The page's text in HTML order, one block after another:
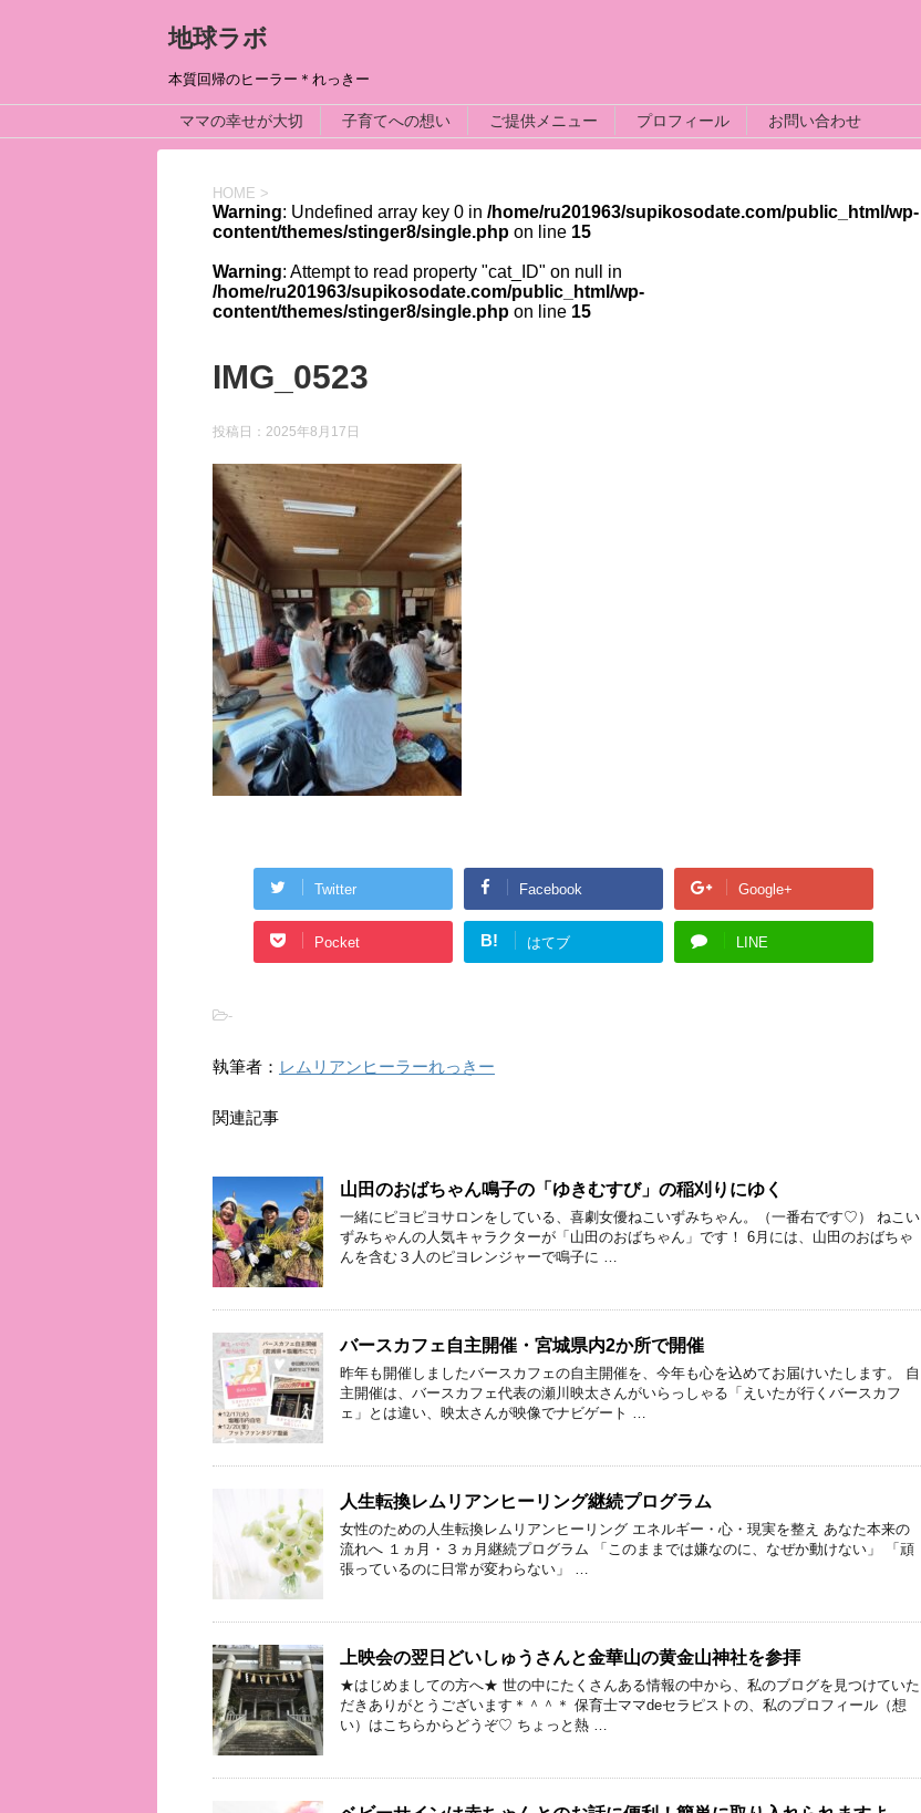
地球ラボ
本質回帰のヒーラー＊れっきー
ママの幸せが大切 子育てへの想い ご提供メニュー プロフィール お問い合わせ
HOME >
Warning: Undefined array key 0 in /home/ru201963/supikosodate.com/public_html/wp-
content/themes/stinger8/single.php on line 15
Warning: Attempt to read property "cat_ID" on null in
/home/ru201963/supikosodate.com/public_html/wp-
content/themes/stinger8/single.php on line 15
IMG_0523
投稿日： 2025年8月17日
Twitter Facebook Google+
Pocket B! はてブ LINE
-
執筆者： レムリアンヒーラーれっきー
関連記事
山田のおばちゃん鳴子の「ゆきむすび」の稲刈りにゆく
一緒にピヨピヨサロンをしている、喜劇女優ねこいずみちゃん。（一番右です♡） ねこい
ずみちゃんの人気キャラクターが「山田のおばちゃん」です！ 6月には、山田のおばちゃ
んを含む３人のピヨレンジャーで鳴子に …
バースカフェ自主開催・宮城県内2か所で開催
昨年も開催しましたバースカフェの自主開催を、今年も心を込めてお届けいたします。 自
主開催は、バースカフェ代表の瀬川映太さんがいらっしゃる「えいたが行くバースカフ
ェ」とは違い、映太さんが映像でナビゲート …
人生転換レムリアンヒーリング継続プログラム
女性のための人生転換レムリアンヒーリング エネルギー・心・現実を整え あなた本来の
流れへ １ヵ月・３ヵ月継続プログラム 「このままでは嫌なのに、なぜか動けない」 「頑
張っているのに日常が変わらない」 …
上映会の翌日どいしゅうさんと金華山の黄金山神社を参拝
★はじめましての方へ★ 世の中にたくさんある情報の中から、私のブログを見つけていた
だきありがとうございます＊＾＾＊ 保育士ママdeセラピストの、私のプロフィール（想
い）はこちらからどうぞ♡ ちょっと熱 …